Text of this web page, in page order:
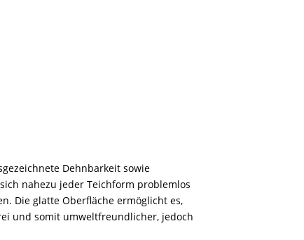
Dehnbarkeit sowie
nahezu jeder Teichform problemlos
Die glatte Oberfläche ermöglicht es,
und somit umweltfreundlicher, jedoch